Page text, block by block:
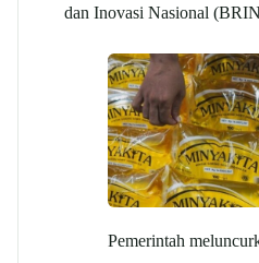
dan Inovasi Nasional
Pemerintah